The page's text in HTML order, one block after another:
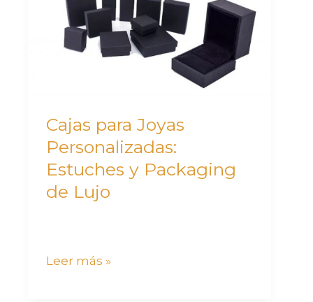
Cajas para Joyas
Personalizadas:
Estuches y Packaging
de Lujo
Personalizadas:
Estuches
Lujo
Leer más »